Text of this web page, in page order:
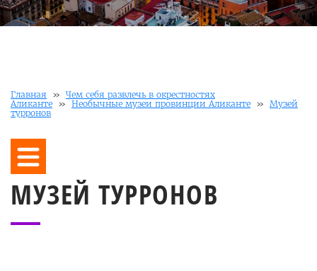
Главная » Чем себя развлечь в окрестностях
Аликанте » Необычные музеи провинции Аликанте » Музей
турронов
МУЗЕЙ ТУРРОНОВ